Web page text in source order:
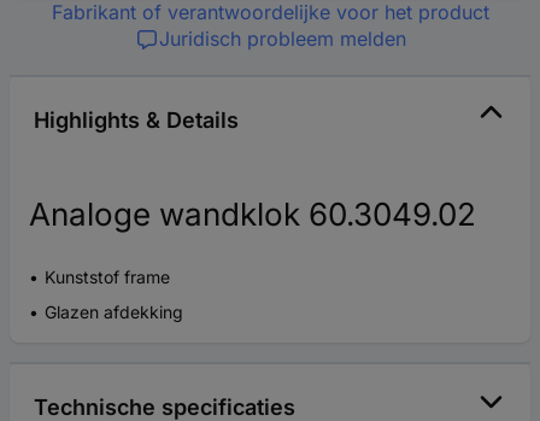
Fabrikant of verantwoordelijke voor het product
Juridisch probleem melden
Highlights & Details
Analoge wandklok 60.3049.02
Kunststof frame
Glazen afdekking
Technische specificaties